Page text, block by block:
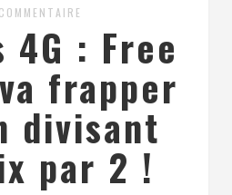
: Free
frapper
divisant
par 2 !